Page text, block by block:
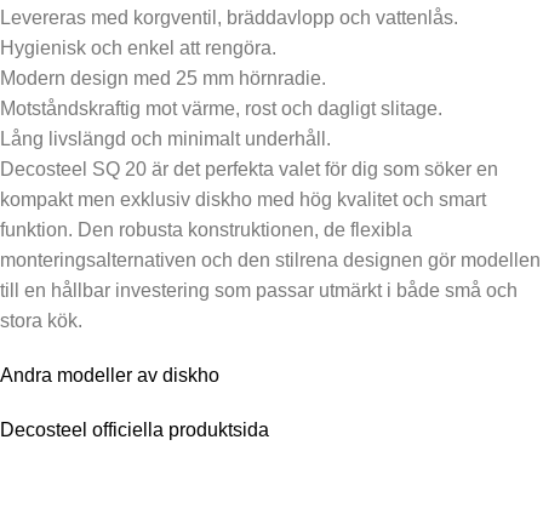
Levereras med korgventil, bräddavlopp och vattenlås.
Hygienisk och enkel att rengöra.
Modern design med 25 mm hörnradie.
Motståndskraftig mot värme, rost och dagligt slitage.
Lång livslängd och minimalt underhåll.
Decosteel SQ 20 är det perfekta valet för dig som söker en
kompakt men exklusiv diskho med hög kvalitet och smart
funktion. Den robusta konstruktionen, de flexibla
monteringsalternativen och den stilrena designen gör modellen
till en hållbar investering som passar utmärkt i både små och
stora kök.
Andra modeller av diskho
Decosteel officiella produktsida